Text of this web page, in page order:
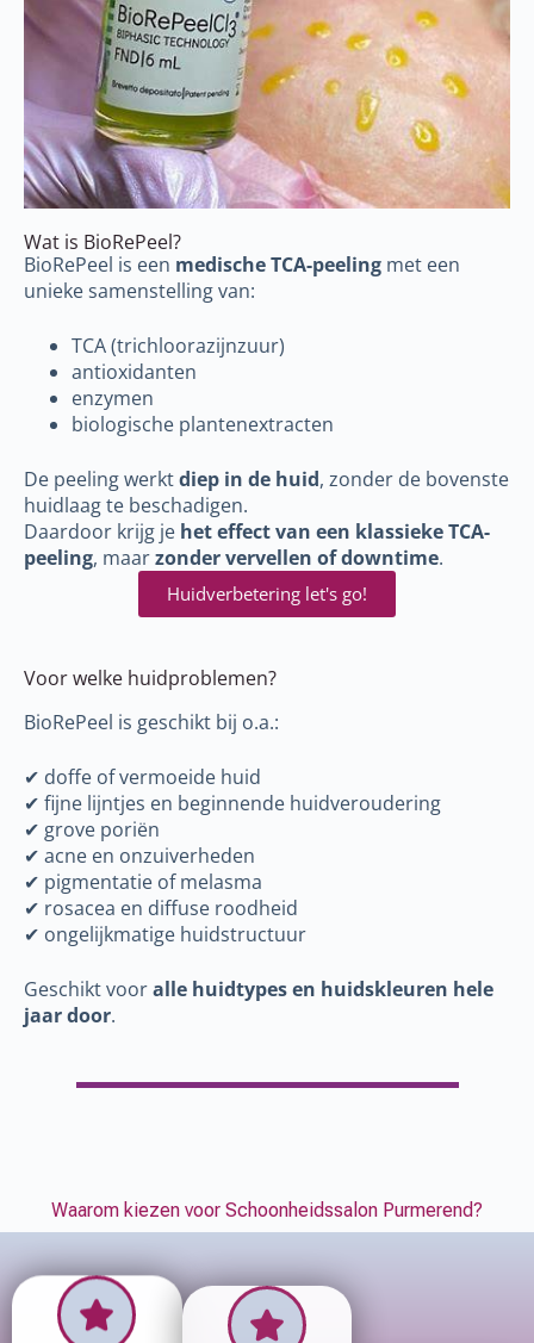
Wat is BioRePeel?
BioRePeel is een medische TCA-peeling met een
unieke samenstelling van:
TCA (trichloorazijnzuur)
antioxidanten
enzymen
biologische plantenextracten
De peeling werktdiep in de huid, zonder de bovenste
huidlaag te beschadigen.
Daardoor krijg je het effect van een klassieke TCA-
peeling, maarzonder vervellen of downtime.
Huidverbetering let's go!
Voor welke huidproblemen?
BioRePeel is geschikt bij o.a.:
✔ doffe of vermoeide huid
✔ fijne lijntjes en beginnende huidveroudering
✔ grove poriën
✔ acne en onzuiverheden
✔ pigmentatie of melasma
✔ rosacea en diffuse roodheid
✔ ongelijkmatige huidstructuur
Geschikt vooralle huidtypes en huidskleuren hele
jaar door.
Waarom kiezen voor Schoonheidssalon Purmerend?
Aanpak bij de